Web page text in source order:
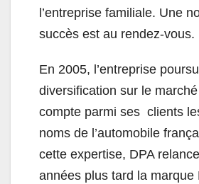
l’entreprise familiale. Une
succès est au rendez-vous.
En 2005, l’entreprise
diversification sur le
compte parmi ses clients
noms de l’automobile
cette expertise, DPA
années plus tard la marque